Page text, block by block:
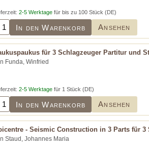
2-5 Werktage für bis zu 100 Stück (DE)
In den Warenkorb Ansehen
für 3 Schlagzeuger Partitur und
Funda, Winfried
2-5 Werktage für 1 Stück (DE)
In den Warenkorb Ansehen
- Seismic Construction in 3 Parts für 3
Staud, Johannes Maria